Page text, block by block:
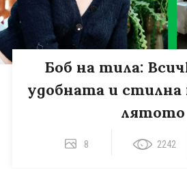
Боб на тила:
удобната и стилна
лятото
8 2242